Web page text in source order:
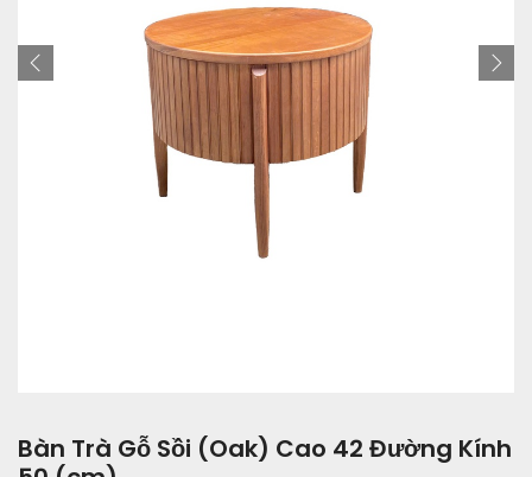
Bàn Trà Gỗ Sồi (Oak) Cao 42 Đường Kính